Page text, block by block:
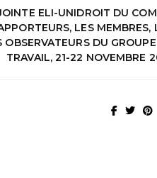
ELI-UNIDROIT DU
LES MEMBRES,
OBSERVATEURS DU
TRAVAIL, 21-22 NOVEMBRE